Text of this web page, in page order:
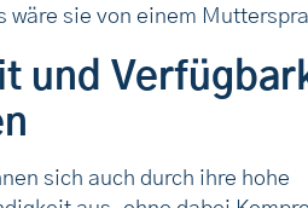
wäre sie von einem
und
sich auch durch ihre hohe